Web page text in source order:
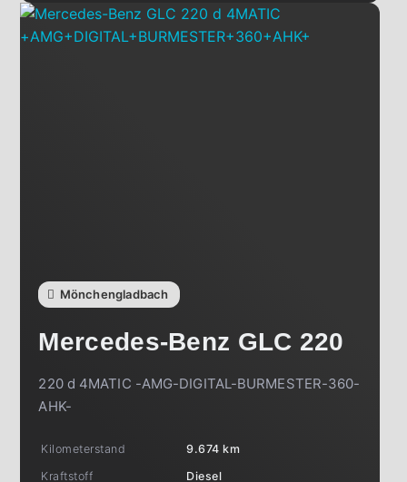
Mönchengladbach
Mercedes-Benz GLC 220
220 d 4MATIC -AMG-DIGITAL-BURMESTER-360-
AHK-
Kilometerstand
9.674 km
Kraftstoff
Diesel